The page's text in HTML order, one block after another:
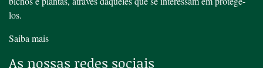
los.
Saiba mais
As nossas redes sociais